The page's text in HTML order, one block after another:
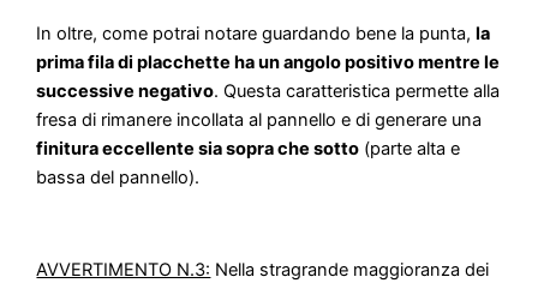
In oltre, come potrai notare guardando bene la punta,la
prima fila di placchette ha un angolo positivo mentre le
successive negativo. Questa caratteristica permette alla
fresa di rimanere incollata al pannello e di generare una
finitura eccellente sia sopra che sotto (parte alta e
bassa del pannello).
AVVERTIMENTO N.3: Nella stragrande maggioranza dei